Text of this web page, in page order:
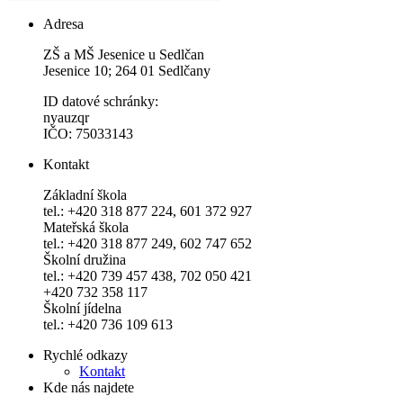
Adresa
ZŠ a MŠ Jesenice u Sedlčan
Jesenice 10; 264 01 Sedlčany
ID datové schránky:
nyauzqr
IČO: 75033143
Kontakt
Základní škola
tel.: +420 318 877 224, 601 372 927
Mateřská škola
tel.: +420 318 877 249, 602 747 652
Školní družina
tel.: +420 739 457 438, 702 050 421
+420 732 358 117
Školní jídelna
tel.: +420 736 109 613
Rychlé odkazy
Kontakt
Kde nás najdete